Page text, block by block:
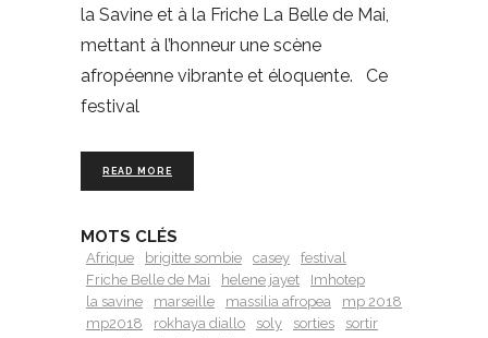
la Savine et à la Friche La Belle de Mai,
mettant à l’honneur une scène
afropéenne vibrante et éloquente. Ce
festival
READ MORE
MOTS CLÉS
Afrique brigitte sombie casey
festival
Friche Belle de Mai
helene jayet
Imhotep
la savine
marseille massilia afropea
mp 2018
mp2018
rokhaya diallo soly sorties
sortir